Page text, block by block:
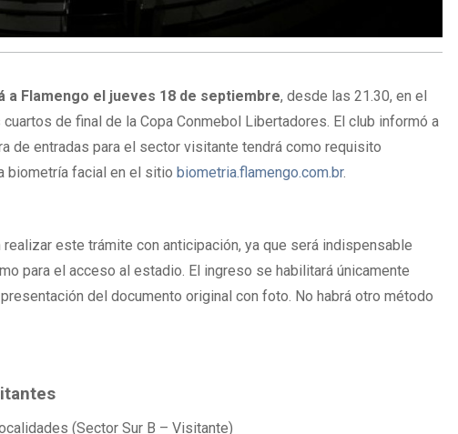
a Flamengo el jueves 18 de septiembre, desde las 21.30, en el
de final de la Copa Conmebol Libertadores. El club informó a
de entradas para el sector visitante tendrá como requisito
biometría facial en el sitiobiometria.flamengo.com.br.
este trámite con anticipación, ya que será indispensable
para el acceso al estadio. El ingreso se habilitará únicamente
del documento original con foto. No habrá otro método
(Sector Sur B – Visitante)